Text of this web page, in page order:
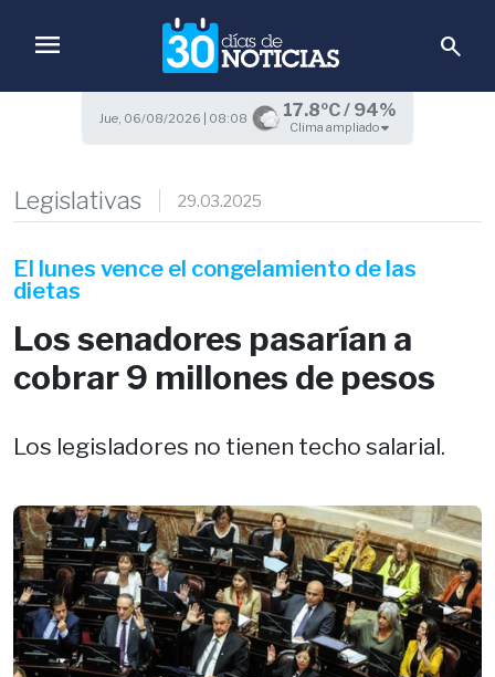
menu search
Jue, 06/08/2026 | 08:08 17.8ºC / 94%
Clima ampliado
Legislativas 29.03.2025
El lunes vence el congelamiento de las
dietas
Los senadores pasarían a
cobrar 9 millones de pesos
Los legisladores no tienen techo salarial.